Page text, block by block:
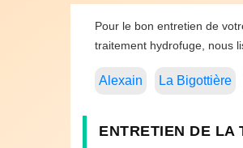
Pour le bon entretien de
traitement hydrofuge, nous
Alexain La Bigottière
ENTRETIEN DE LA